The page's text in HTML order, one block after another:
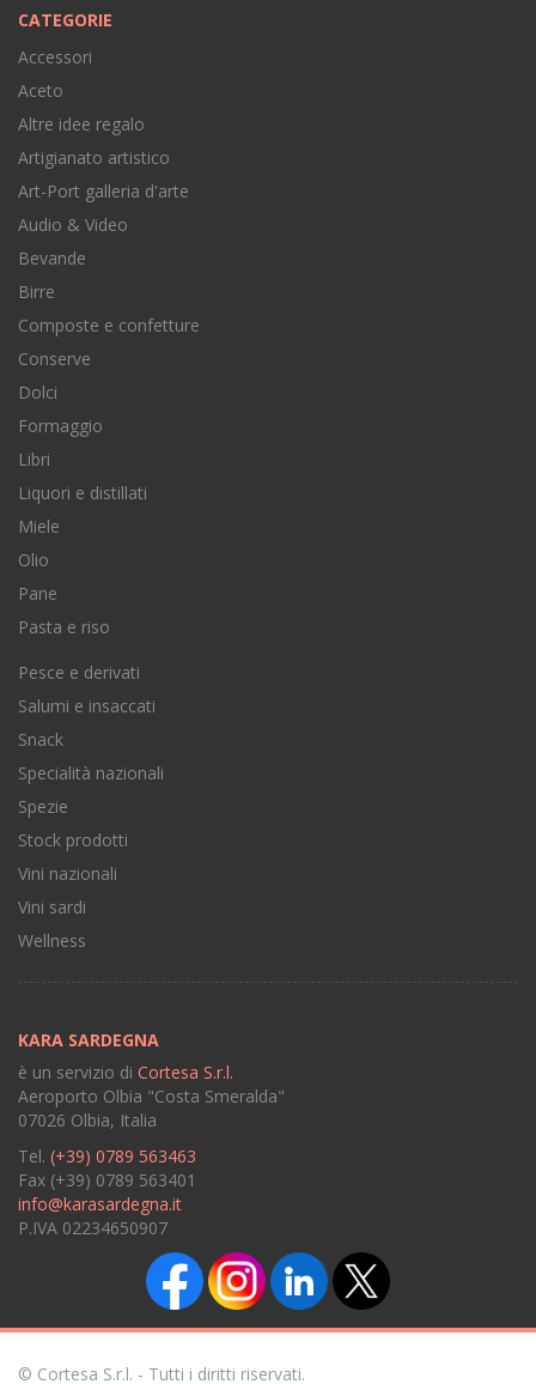
CATEGORIE
Accessori
Aceto
Altre idee regalo
Artigianato artistico
Art-Port galleria d'arte
Audio & Video
Bevande
Birre
Composte e confetture
Conserve
Dolci
Formaggio
Libri
Liquori e distillati
Miele
Olio
Pane
Pasta e riso
Pesce e derivati
Salumi e insaccati
Snack
Specialità nazionali
Spezie
Stock prodotti
Vini nazionali
Vini sardi
Wellness
KARA SARDEGNA
è un servizio di Cortesa S.r.l.
Aeroporto Olbia "Costa Smeralda"
07026 Olbia, Italia
Tel. (+39) 0789 563463
Fax (+39) 0789 563401
info@karasardegna.it
P.IVA 02234650907
© Cortesa S.r.l. - Tutti i diritti riservati.